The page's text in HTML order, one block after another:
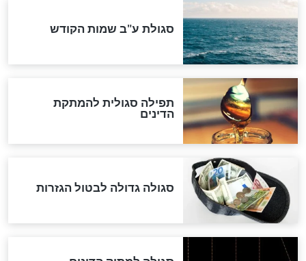
"מודה לקב"ה על כל השנים"
לכל המאמרים
אחרית הימים
האם אפשר לחשב את הקץ?